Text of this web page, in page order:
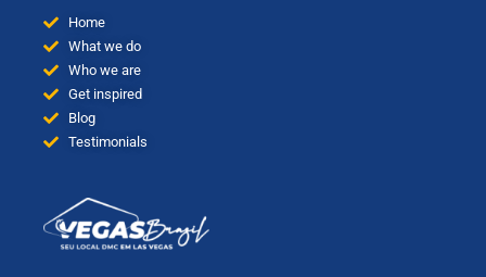
Home
What we do
Who we are
Get inspired
Blog
Testimonials